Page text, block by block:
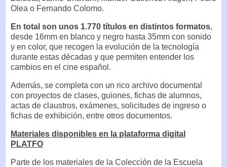
Olea o Fernando Colomo.
En total son unos 1.770 títulos en distintos formatos,
desde 16mm en blanco y negro hasta 35mm con sonido
y en color, que recogen la evolución de la tecnología
durante estas décadas y que permiten entender los
cambios en el cine español.
Además, se completa con un rico archivo documental
con proyectos de clases, guiones, fichas de alumnos,
actas de claustros, exámenes, solicitudes de ingreso o
fichas de exhibición, entre otros documentos.
Materiales disponibles en la plataforma digital
PLATFO
Parte de los materiales de la Colección de la Escuela